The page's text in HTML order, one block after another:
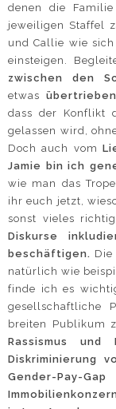
denen die
jeweiligen Staffel
und Callie wie
einsteigen.
zwischen den
etwas
dass der Konflikt
gelassen wird,
Doch auch vom
Jamie bin ich
wie man das
ihr euch jetzt,
sonst vieles
Diskurse
beschäftigen.
natürlich wie
finde ich es
gesellschaftliche
breiten Publikum
Rassismus und
Diskriminierung
Gender-Pay-